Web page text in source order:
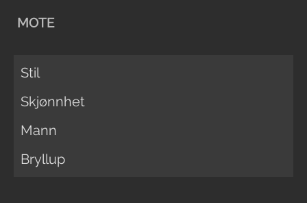
MOTE
Stil
Skjønnhet
Mann
Bryllup